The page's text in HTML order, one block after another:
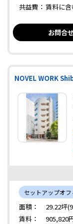
共益費： 賃料に含
お問合せ
NOVEL WORK
セットアップオフ
面積：
29.22坪
賃料：
905,820